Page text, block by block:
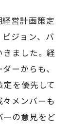
営計画策定
ジョン、バ
きました。経
ーからも、
を優先して
メンバーも
の意見をど